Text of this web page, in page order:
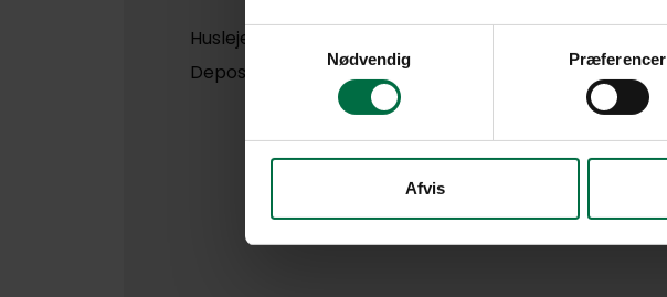
Samtykkevalg
Nødvendig
Præferencer
Afvis
Husleje pr. md.:
Depositum:
30.000 kr